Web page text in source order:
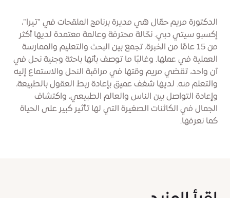
الدكتورة مريم حمّال هي مديرة برنامج الملقحات في "تيرا"،
إكسبو سيتي دبي. نحّالة محترفة وعالمة معتمدة لديها أكثر
من 15 عامًا من الخبرة، تجمع بين البحث والتعليم والممارسة
العملية في عملها. وغالبًا ما توصف بأنها باحثة وجنية نحل في
آن واحد، تقضي مريم وقتها في مراقبة النحل والاستماع إليه
والتعلم منه. لديها شغف عميق بإعادة ربط العقول بالطبيعة،
وإعادة التواصل بين الناس والعالم الطبيعي، واكتشاف
الجمال في الكائنات الصغيرة التي لها تأثير كبير على الحياة
كما نعرفها.